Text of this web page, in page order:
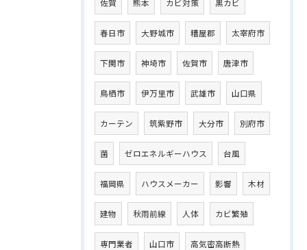
佐賀 熊本 カビ対策 黒カビ
春日市 大野城市 糟屋郡 太宰府市
下関市 神埼市 佐賀市 唐津市
鳥栖市 伊万里市 武雄市 山口県
カーテン 筑紫野市 大分市 別府市
菌 ゼロエネルギーハウス 台風
福岡県 ハウスメーカー 影響 木材
建物 秋雨前線 人体 カビ繁殖
専門業者 山口市 高気密高断熱